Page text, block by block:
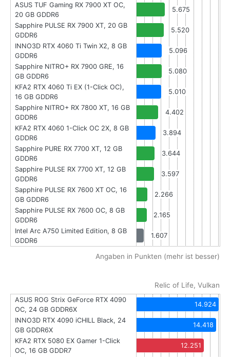
ASUS TUF Gaming RX 7900 XT OC,
20 GB GDDR6
5.675
Sapphire PULSE RX 7900 XT, 20 GB
GDDR6
5.520
INNO3D RTX 4060 Ti Twin X2, 8 GB
GDDR6
5.096
Sapphire NITRO+ RX 7900 GRE, 16
GB GDDR6
5.080
KFA2 RTX 4060 Ti EX (1-Click OC),
16 GB GDDR6
5.010
Sapphire NITRO+ RX 7800 XT, 16 GB
GDDR6
4.402
KFA2 RTX 4060 1-Click OC 2X, 8 GB
GDDR6
3.894
Sapphire PURE RX 7700 XT, 12 GB
GDDR6
3.644
Sapphire PULSE RX 7700 XT, 12 GB
GDDR6
3.597
Sapphire PULSE RX 7600 XT OC, 16
GB GDDR6
2.266
Sapphire PULSE RX 7600 OC, 8 GB
GDDR6
2.165
Intel Arc A750 Limited Edition, 8 GB
GDDR6
1.607
Angaben in Punkten (mehr ist besser)
Relic of Life, Vulkan
ASUS ROG Strix GeForce RTX 4090
OC, 24 GB GDDR6X
14.924
INNO3D RTX 4090 iCHILL Black, 24
GB GDDR6X
14.418
KFA2 RTX 5080 EX Gamer 1-Click
OC, 16 GB GDDR7
12.251